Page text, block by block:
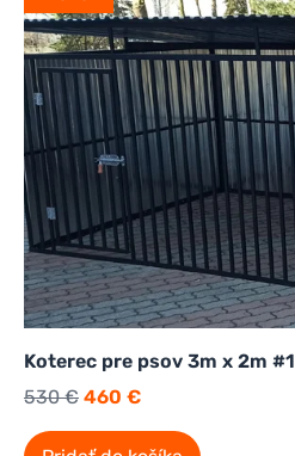
Koterec pre psov 3m x 2m #1
530€ 460 €